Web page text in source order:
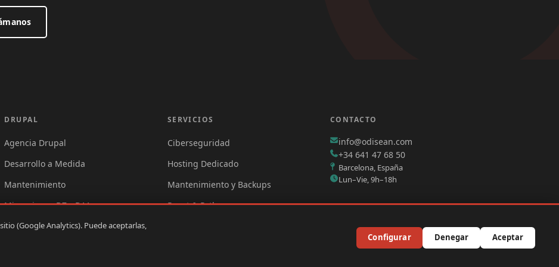
Drupal
DRUPAL
Agencia Drupal
Desarrollo a Medida
Mantenimiento
Migraciones D7→D11
Servicios
SERVICIOS
Ciberseguridad
Hosting Dedicado
Mantenimiento y Backups
React & Python
CONTACTO
info@odisean.com
+34 641 47 68 50
Barcelona, España
Lun–Vie, 9h–18h
(Google Analytics). Puede aceptarlas,
Configurar Denegar Aceptar